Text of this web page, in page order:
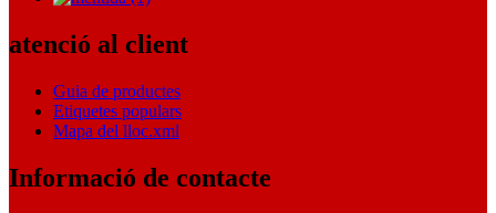
atenció al client
Guia de productes
Etiquetes populars
Mapa del lloc.xml
Informació de contacte